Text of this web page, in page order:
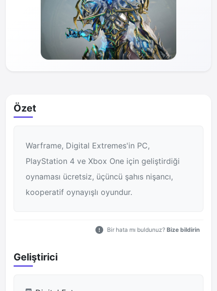
Özet
Warframe, Digital Extremes'in PC,
PlayStation 4 ve Xbox One için geliştirdiği
oynaması ücretsiz, üçüncü şahıs nişancı,
kooperatif oynayışlı oyundur.
Bir hata mı buldunuz? Bize bildirin
Geliştirici